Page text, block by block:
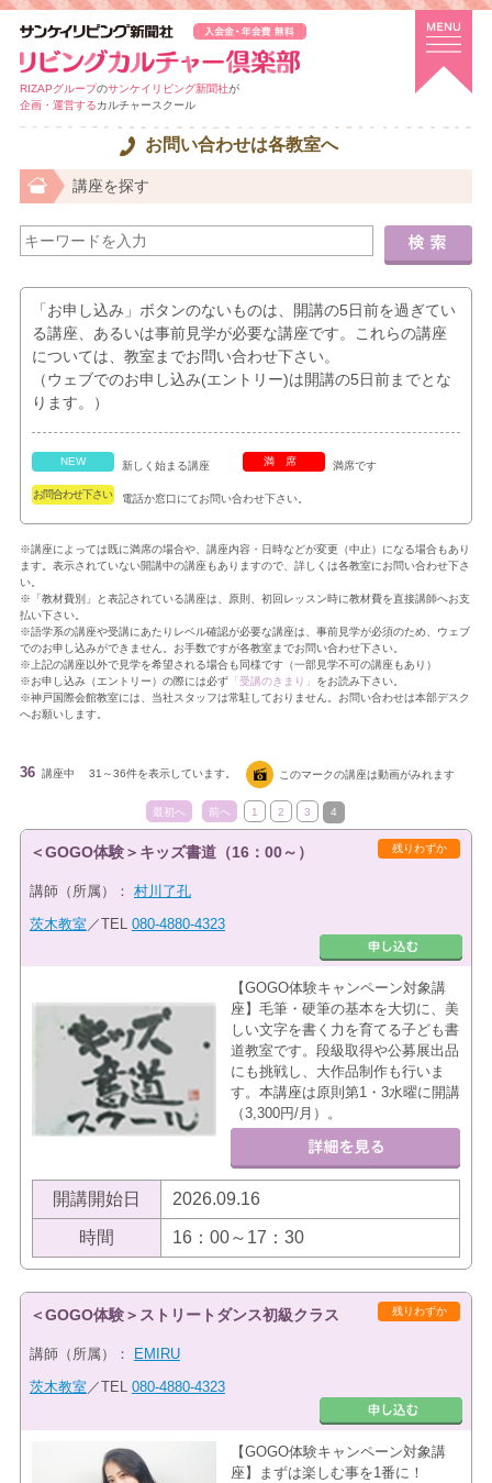
RIZAPグループのサンケイリビング新聞社が
企画・運営するカルチャースクール
お問い合わせは各教室へ
講座を探す
「お申し込み」ボタンのないものは、開講の5日前を過ぎてい
る講座、あるいは事前見学が必要な講座です。これらの講座
については、教室までお問い合わせ下さい。
（ウェブでのお申し込み(エントリー)は開講の5日前までとな
ります。）
NEW 新しく始まる講座 満席 満席です
お問合わせ下さい 電話か窓口にてお問い合わせ下さい。
※講座によっては既に満席の場合や、講座内容・日時などが変更（中止）になる場合もあり
ます。表示されていない開講中の講座もありますので、詳しくは各教室にお問い合わせ下さ
い。
※「教材費別」と表記されている講座は、原則、初回レッスン時に教材費を直接講師へお支
払い下さい。
※語学系の講座や受講にあたりレベル確認が必要な講座は、事前見学が必須のため、ウェブ
でのお申し込みができません。お手数ですが各教室までお問い合わせ下さい。
※上記の講座以外で見学を希望される場合も同様です（一部見学不可の講座もあり）
※お申し込み（エントリー）の際には必ず「受講のきまり」 をお読み下さい。
※神戸国際会館教室には、当社スタッフは常駐しておりません。お問い合わせは本部デスク
へお願いします。
36 講座中 31～36件を表示しています。 このマークの講座は動画がみれます
最初へ 前へ 1 2 3 4
残りわずか
＜GOGO体験＞キッズ書道（16：00～）
講師（所属）： 村川了孔
茨木教室 ／TEL 080-4880-4323
【GOGO体験キャンペーン対象講
座】毛筆・硬筆の基本を大切に、美
しい文字を書く力を育てる子ども書
道教室です。段級取得や公募展出品
にも挑戦し、大作品制作も行いま
す。本講座は原則第1・3水曜に開講
（3,300円/月）。
開講開始日 2026.09.16
時間 16：00～17：30
残りわずか
＜GOGO体験＞ストリートダンス初級クラス
講師（所属）：
EMIRU
茨木教室 ／TEL 080-4880-4323
【GOGO体験キャンペーン対象講
座】まずは楽しむ事を1番に！